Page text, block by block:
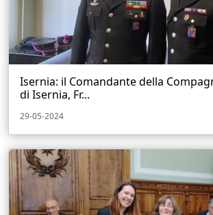
Isernia: il Comandante della
di Isernia, Fr...
29-05-2024